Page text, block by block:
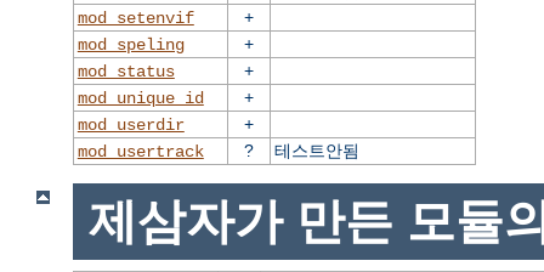
mod_setenvif
+
mod_speling
+
mod_status
+
mod_unique_id
+
mod_userdir
+
mod_usertrack
? 테스트안됨
제삼자가 만든 모듈